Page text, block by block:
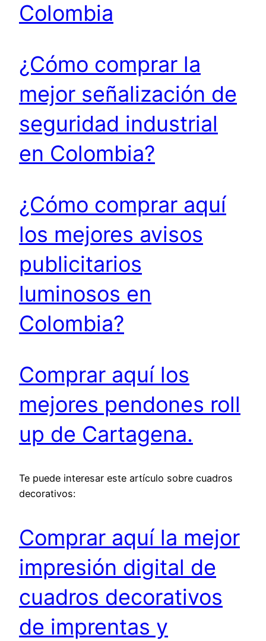
Colombia
¿Cómo comprar la
mejor señalización de
seguridad industrial
en Colombia?
¿Cómo comprar aquí
los mejores avisos
publicitarios
luminosos en
Colombia?
Comprar aquí los
mejores pendones roll
up de Cartagena.
Te puede interesar este artículo sobre cuadros
decorativos:
Comprar aquí la mejor
impresión digital de
cuadros decorativos
de imprentas y